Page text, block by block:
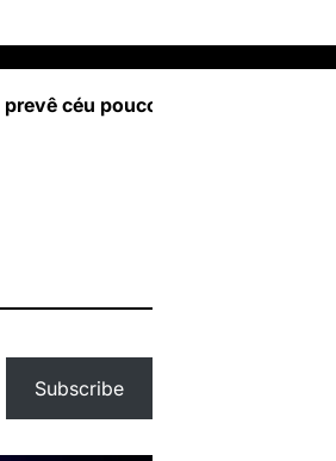
prevê céu pouco nublado e
Subscribe